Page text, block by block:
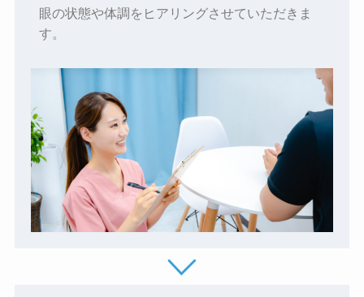
眼の状態や体調をヒアリングさせていただきま
す。